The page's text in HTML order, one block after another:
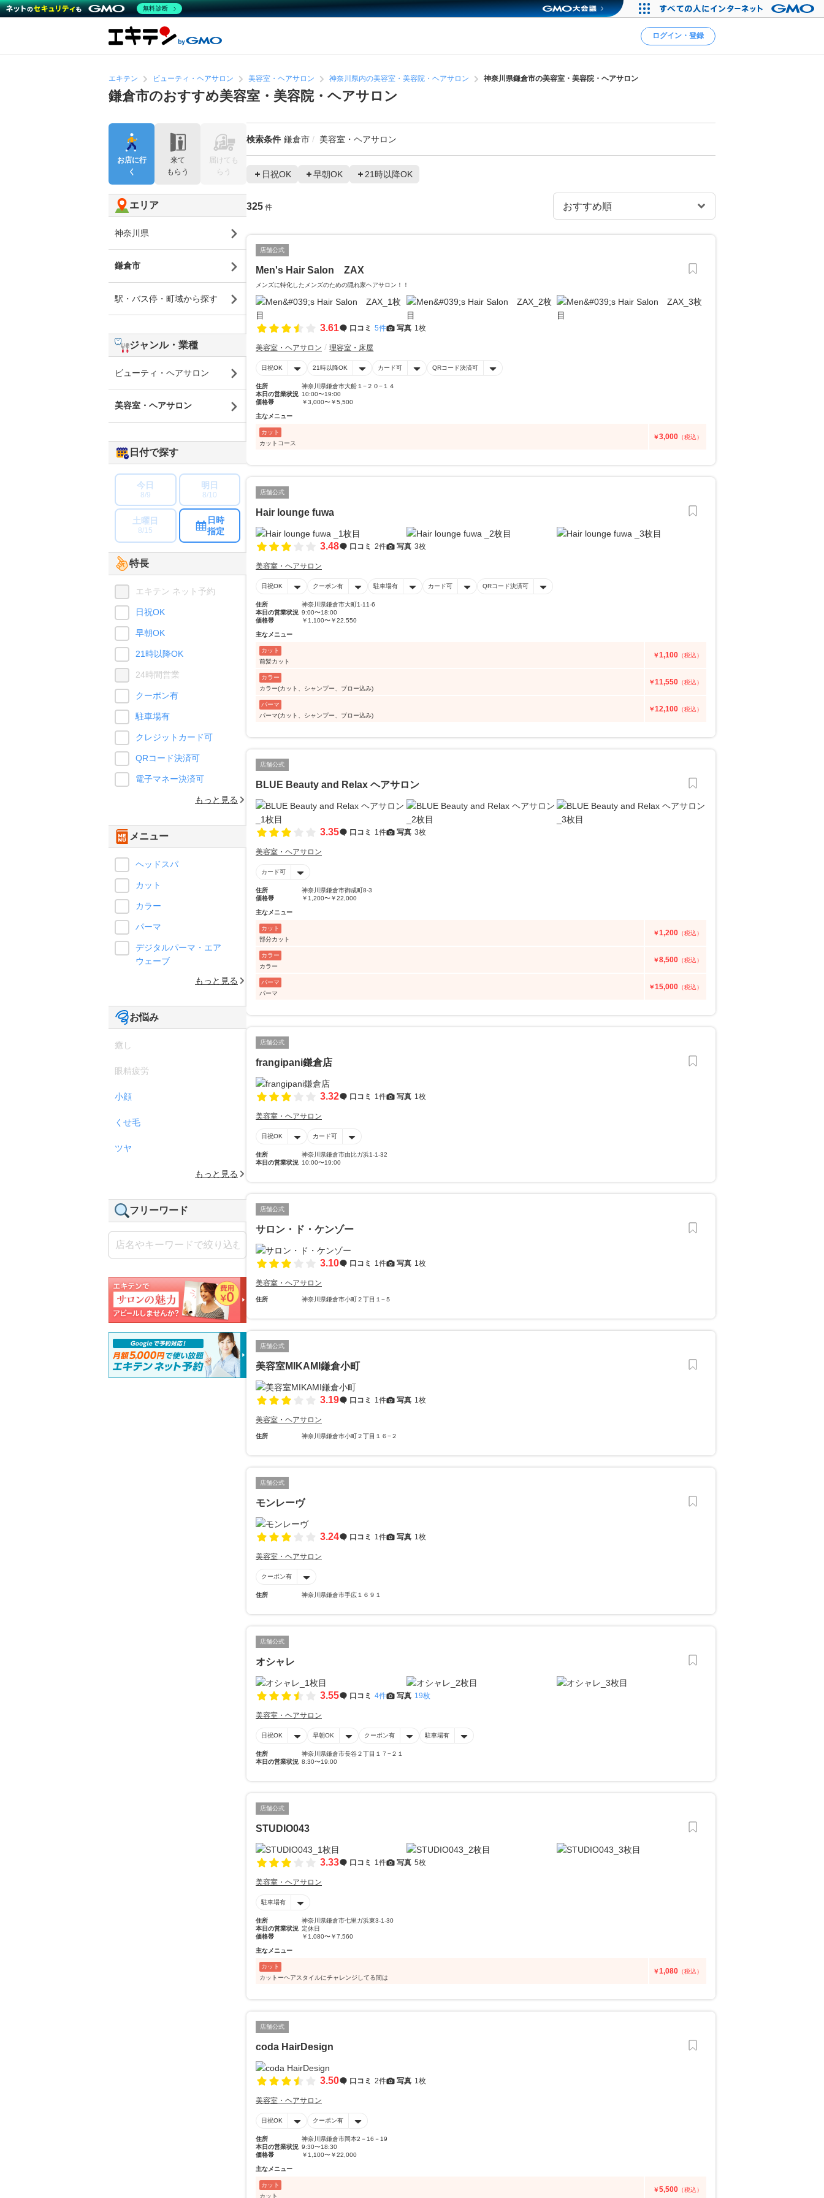
ログイン・登録
エキテン ビューティ・ヘアサロン 美容室・ヘアサロン 神奈川県内の美容室・美容院・ヘアサロン 神奈川県鎌倉市の美容室・美容院・ヘアサロン
鎌倉市のおすすめ美容室・美容院・ヘアサロン
検索条件 鎌倉市 美容室・ヘアサロン
日祝OK 早朝OK 21時以降OK
325 件
店舗公式
Men's Hair Salon ZAX
メンズに特化したメンズのための隠れ家ヘアサロン！！
3.61 口コミ 5件 写真 1枚
美容室・ヘアサロン 理容室・床屋
日祝OK 21時以降OK カード可 QRコード決済可
住所
神奈川県鎌倉市大船１−２０−１４
本日の営業状況 10:00〜19:00
価格帯
￥3,000〜￥5,500
主なメニュー
カット
カットコース
￥3,000 （税込）
店舗公式
Hair lounge fuwa
3.48 口コミ 2件 写真 3枚
美容室・ヘアサロン
日祝OK クーポン有 駐車場有 カード可 QRコード決済可
住所
神奈川県鎌倉市大町1-11-6
本日の営業状況 9:00〜18:00
価格帯
￥1,100〜￥22,550
主なメニュー
カット
前髪カット
￥1,100 （税込）
カラー
カラー(カット、シャンプー、ブロー込み)
￥11,550 （税込）
パーマ
パーマ(カット、シャンプー、ブロー込み)
￥12,100 （税込）
店舗公式
BLUE Beauty and Relax ヘアサロン
3.35 口コミ 1件 写真 3枚
美容室・ヘアサロン
カード可
住所
神奈川県鎌倉市御成町8-3
価格帯
￥1,200〜￥22,000
主なメニュー
カット
部分カット
￥1,200 （税込）
カラー
カラー
￥8,500 （税込）
パーマ
パーマ
￥15,000 （税込）
店舗公式
frangipani鎌倉店
3.32 口コミ 1件 写真 1枚
美容室・ヘアサロン
日祝OK カード可
住所
神奈川県鎌倉市由比ガ浜1-1-32
本日の営業状況 10:00〜19:00
店舗公式
サロン・ド・ケンゾー
3.10 口コミ 1件 写真 1枚
美容室・ヘアサロン
住所 神奈川県鎌倉市小町２丁目１−５
店舗公式
美容室MIKAMI鎌倉小町
3.19 口コミ 1件 写真 1枚
美容室・ヘアサロン
住所 神奈川県鎌倉市小町２丁目１６−２
店舗公式
モンレーヴ
3.24 口コミ 1件 写真 1枚
美容室・ヘアサロン
クーポン有
住所 神奈川県鎌倉市手広１６９１
店舗公式
オシャレ
3.55 口コミ 4件 写真 19枚
美容室・ヘアサロン
日祝OK 早朝OK クーポン有 駐車場有
住所
神奈川県鎌倉市長谷２丁目１７−２１
本日の営業状況 8:30〜19:00
店舗公式
STUDIO043
3.33 口コミ 1件 写真 5枚
美容室・ヘアサロン
駐車場有
住所
神奈川県鎌倉市七里ガ浜東3-1-30
本日の営業状況 定休日
価格帯
￥1,080〜￥7,560
主なメニュー
カット
カットーヘアスタイルにチャレンジしてる間は
￥1,080 （税込）
店舗公式
coda HairDesign
3.50 口コミ 2件 写真 1枚
美容室・ヘアサロン
日祝OK クーポン有
住所
神奈川県鎌倉市岡本2－16－19
本日の営業状況 9:30〜18:30
価格帯
￥1,100〜￥22,000
主なメニュー
カット
カット
￥5,500 （税込）
お店に行
く
来て
もらう
届けても
らう
エリア
神奈川県
鎌倉市
駅・バス停・町域から探す
ジャンル・業種
ビューティ・ヘアサロン
美容室・ヘアサロン
日付で探す
今日
8/9
明日
8/10
土曜日
8/15
日時
指定
特長
エキテン ネット予約
日祝OK
早朝OK
21時以降OK
24時間営業
クーポン有
駐車場有
クレジットカード可
QRコード決済可
電子マネー決済可
もっと見る
メニュー
ヘッドスパ
カット
カラー
パーマ
デジタルパーマ・エア
ウェーブ
もっと見る
お悩み
癒し
眼精疲労
小顔
くせ毛
ツヤ
もっと見る
フリーワード
無料診断